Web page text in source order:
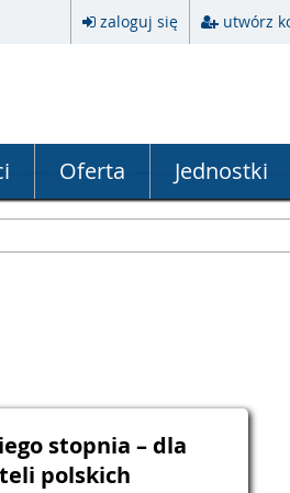
zaloguj się utwórz
Oferta Jednostki
stopnia – dla
polskich